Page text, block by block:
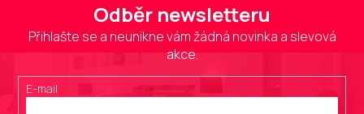
Odběr newsletteru
Přihlašte se a neunikne vám žádná novinka a slevová
akce.
E-mail